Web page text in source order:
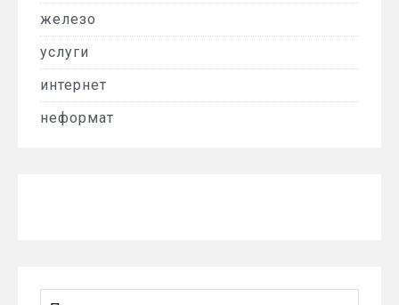
железо
услуги
интернет
неформат